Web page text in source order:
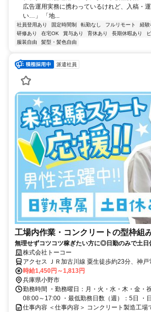
広告運用実務に携わっているけれど、入稿・
い…」 「地...
社員登用あり 固定時間制 転勤なし フルリモート 経験
研修あり
在宅OK 賞与あり 育休あり 長期休暇あり
服装自由
髪型・髪色自由
派遣社員
工場内作業・コンクリートの型枠組
無理せずコツコツ稼ぎたい方に◎日勤のみで土日
安定勤務で続けやすい環境です！
株式会社トーコー
アクセス ＪＲ加古川線 粟生徒歩約23分、神
道南北線 小野（兵庫県）徒歩約39分、ＪＲ加
分 JR「粟生」駅から車で5分
時給1,450円～1,813円
兵庫県小野市
勤務時間 ・勤務曜日：月・火・水・木・金・
08:00～17:00 ・最低勤務日数（週）：5日 ・
仕事内容 ＜仕事内容＞ コンクリート製造工場